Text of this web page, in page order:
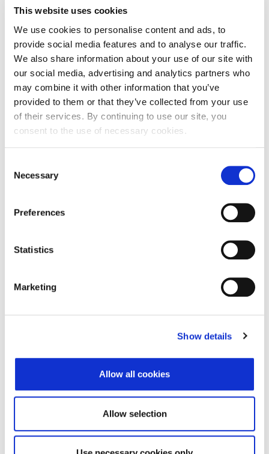
This website uses cookies
We use cookies to personalise content and ads, to
provide social media features and to analyse our traffic.
We also share information about your use of our site with
our social media, advertising and analytics partners who
may combine it with other information that you’ve
provided to them or that they’ve collected from your use
of their services. By continuing to use our site, you
consent to the use of necessary cookies.
Selection
Necessary
Preferences
Statistics
Marketing
Show details
Allow all cookies
Allow selection
Podaci o subjektu
Naziv subjekta
Identifikator subjekta u
Pravni oblik subjekta
Status subjekta
LEI vezanog subjekta
Potvrđeno kod
()
Datum isteka subjekta
-
Adresa pravnog oblika
Poštanski broj